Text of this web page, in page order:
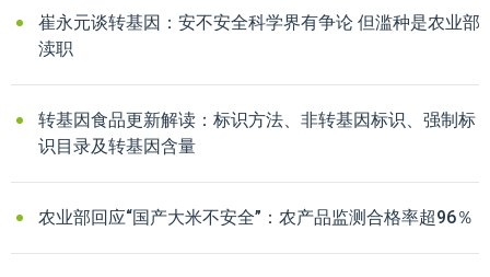
崔永元谈转基因：安不安全科学界有争论 但滥种是农业部
渎职
转基因食品更新解读：标识方法、非转基因标识、强制标
识目录及转基因含量
农业部回应“国产大米不安全”：农产品监测合格率超96％